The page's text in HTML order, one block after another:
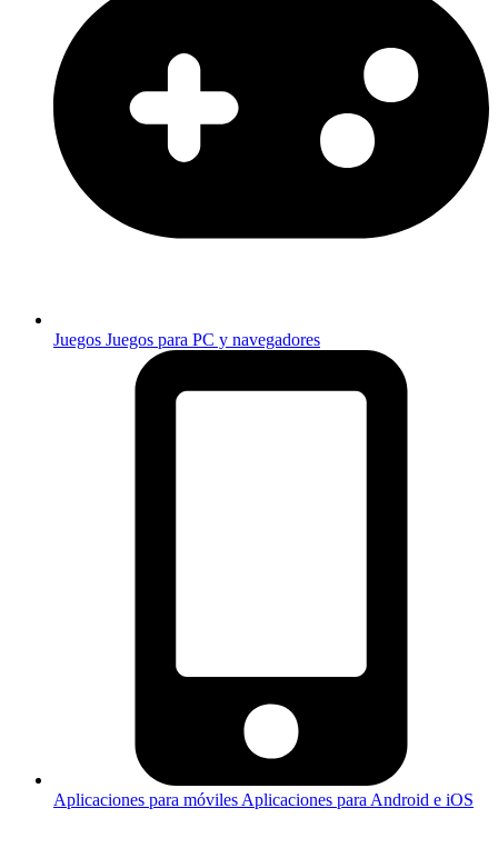
Juegos Juegos para PC y navegadores
Aplicaciones para móviles Aplicaciones para Android e iOS